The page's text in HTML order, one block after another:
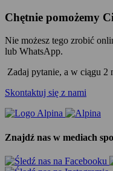
Chętnie pomożemy
Nie możesz tego zrobić
lub WhatsApp.
Zadaj pytanie, a w ciągu 2
Skontaktuj się z nami
Znajdź nas w mediach